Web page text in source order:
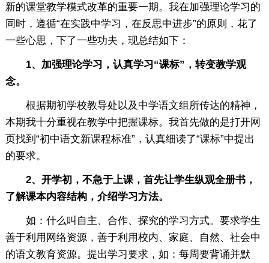
新的课堂教学模式改革的重要一期。我在加强理论学习的
同时，遵循“在实践中学习，在反思中进步”的原则，花了
一些心思，下了一些功夫，现总结如下：
1、加强理论学习，认真学习“课标”，转变教学观
念。
根据期初学校教导处以及中学语文组所传达的精神，
本期我十分重视在教学中把握课标。我首先做的是打开网
页找到“初中语文新课程标准”，认真细读了“课标”中提出
的要求。
2、开学初，不急于上课，首先让学生纵观全册书，
了解课本内容结构，介绍学习方法。
如：什么叫自主、合作、探究的学习方式。要求学生
善于利用网络资源，善于利用校内、家庭、自然、社会中
的语文教育资源。提出学习要求，如：每周要背诵并默